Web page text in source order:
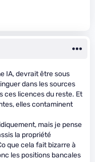
IA, devrait être sous
dans les sources
ces licences du reste. Et
elles contaminent
mais je pense
la propriété
que cela fait bizarre à
les positions bancales